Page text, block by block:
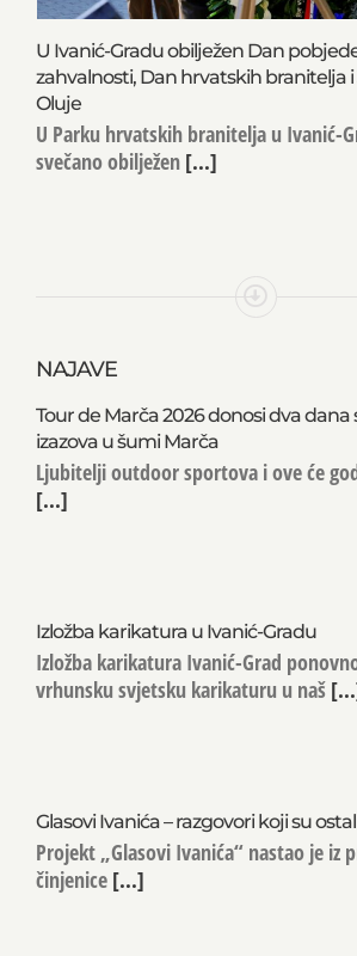
U Ivanić-Gradu obilježen Dan
zahvalnosti, Dan hrvatskih branitelja i
Oluje
U Parku hrvatskih branitelja u Ivanić-
svečano obilježen [...]
NAJAVE
Tour de Marča 2026 donosi dva
izazova u šumi Marča
Ljubitelji outdoor sportova i ove će
[...]
Izložba karikatura u Ivanić-Gradu
Izložba karikatura Ivanić-Grad
vrhunsku svjetsku karikaturu u naš
Glasovi Ivanića – razgovori koji su
Projekt „Glasovi Ivanića“ nastao je iz
činjenice [...]